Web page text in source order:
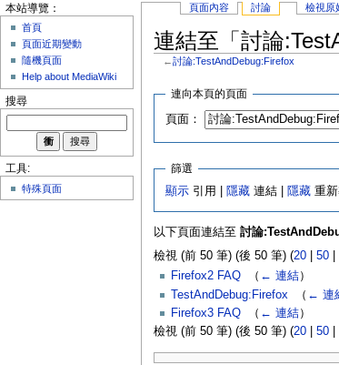
頁面內容 討論 檢視原
連結至「討論
←討論:TestAndDebug:Firefox
連向本頁的頁面
頁面：
篩選
顯示 引用 | 隱藏 連結 | 隱藏 重
以下頁面連結至 討論
檢視 (前 50 筆) (後 50 筆) (20| 50|
Firefox2 FAQ‎ （ ← 連結）
TestAndDebug:Firefox
（ ← 連
Firefox3 FAQ‎ （ ← 連結）
檢視 (前 50 筆) (後 50 筆) (20| 50|
本站導覽：
首頁
頁面近期變動
隨機頁面
Help about MediaWiki
搜尋
工具:
特殊頁面